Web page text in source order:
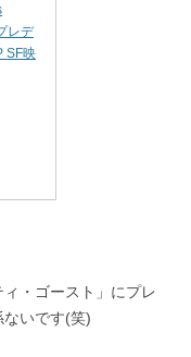
レデ
SF映
・ゴースト」にプレ
いです(笑)